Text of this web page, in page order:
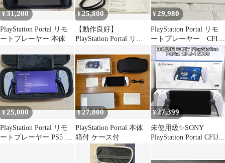
¥31,200
PlayStation Portal リモ
ートプレーヤー 本体
¥25,800
【動作良好】
PlayStation Portal リモ
PS5
¥29,980
PlayStation Portal リモ
ートプレーヤー CFIJ-
18001
¥25,000
PlayStation Portal リモ
ートプレーヤー PS5 ケ
¥27,800
PlayStation Portal 本体
箱付 ケース付
¥ 27,399
未使用級✨SONY
PlayStation Portal CFIJ-